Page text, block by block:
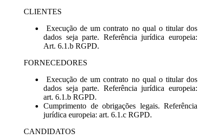
CLIENTES
Execução de um contrato no qual o titular dos
dados seja parte. Referência jurídica europeia:
Art. 6.1.b RGPD.
FORNECEDORES
Execução de um contrato no qual o titular dos
dados seja parte. Referência jurídica europeia:
art. 6.1.b RGPD.
Cumprimento de obrigações legais. Referência
jurídica europeia: art. 6.1.c RGPD.
CANDIDATOS